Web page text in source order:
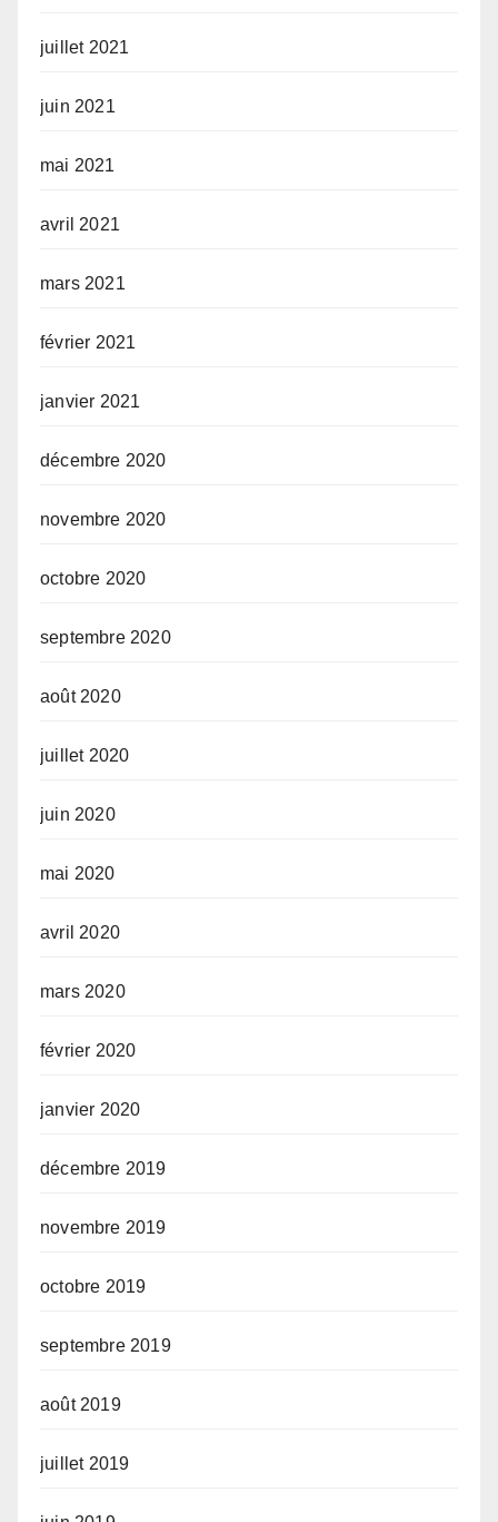
juillet 2021
juin 2021
mai 2021
avril 2021
mars 2021
février 2021
janvier 2021
décembre 2020
novembre 2020
octobre 2020
septembre 2020
août 2020
juillet 2020
juin 2020
mai 2020
avril 2020
mars 2020
février 2020
janvier 2020
décembre 2019
novembre 2019
octobre 2019
septembre 2019
août 2019
juillet 2019